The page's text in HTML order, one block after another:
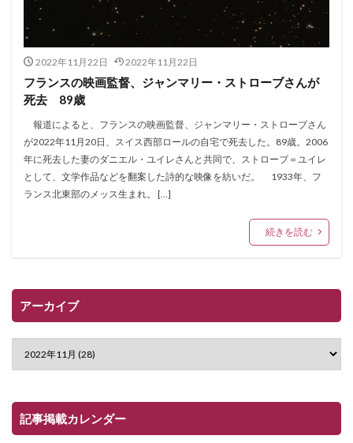
2022年11月22日 2022年11月22日
フランスの映画監督、ジャンマリー・ストローブさんが
死去 89歳
報道によると、フランスの映画監督、ジャンマリー・ストローブさん
が2022年11月20日、スイス西部ロールの自宅で死去した。89歳。2006
年に死去した妻のダニエル・ユイレさんと共同で、ストローブ＝ユイレ
として、文学作品などを翻案した詩的な映像を紡いだ。 1933年、フ
ランス北東部のメッス生まれ。 […]
続きを読む
アーカイブ
記事掲載カレンダー